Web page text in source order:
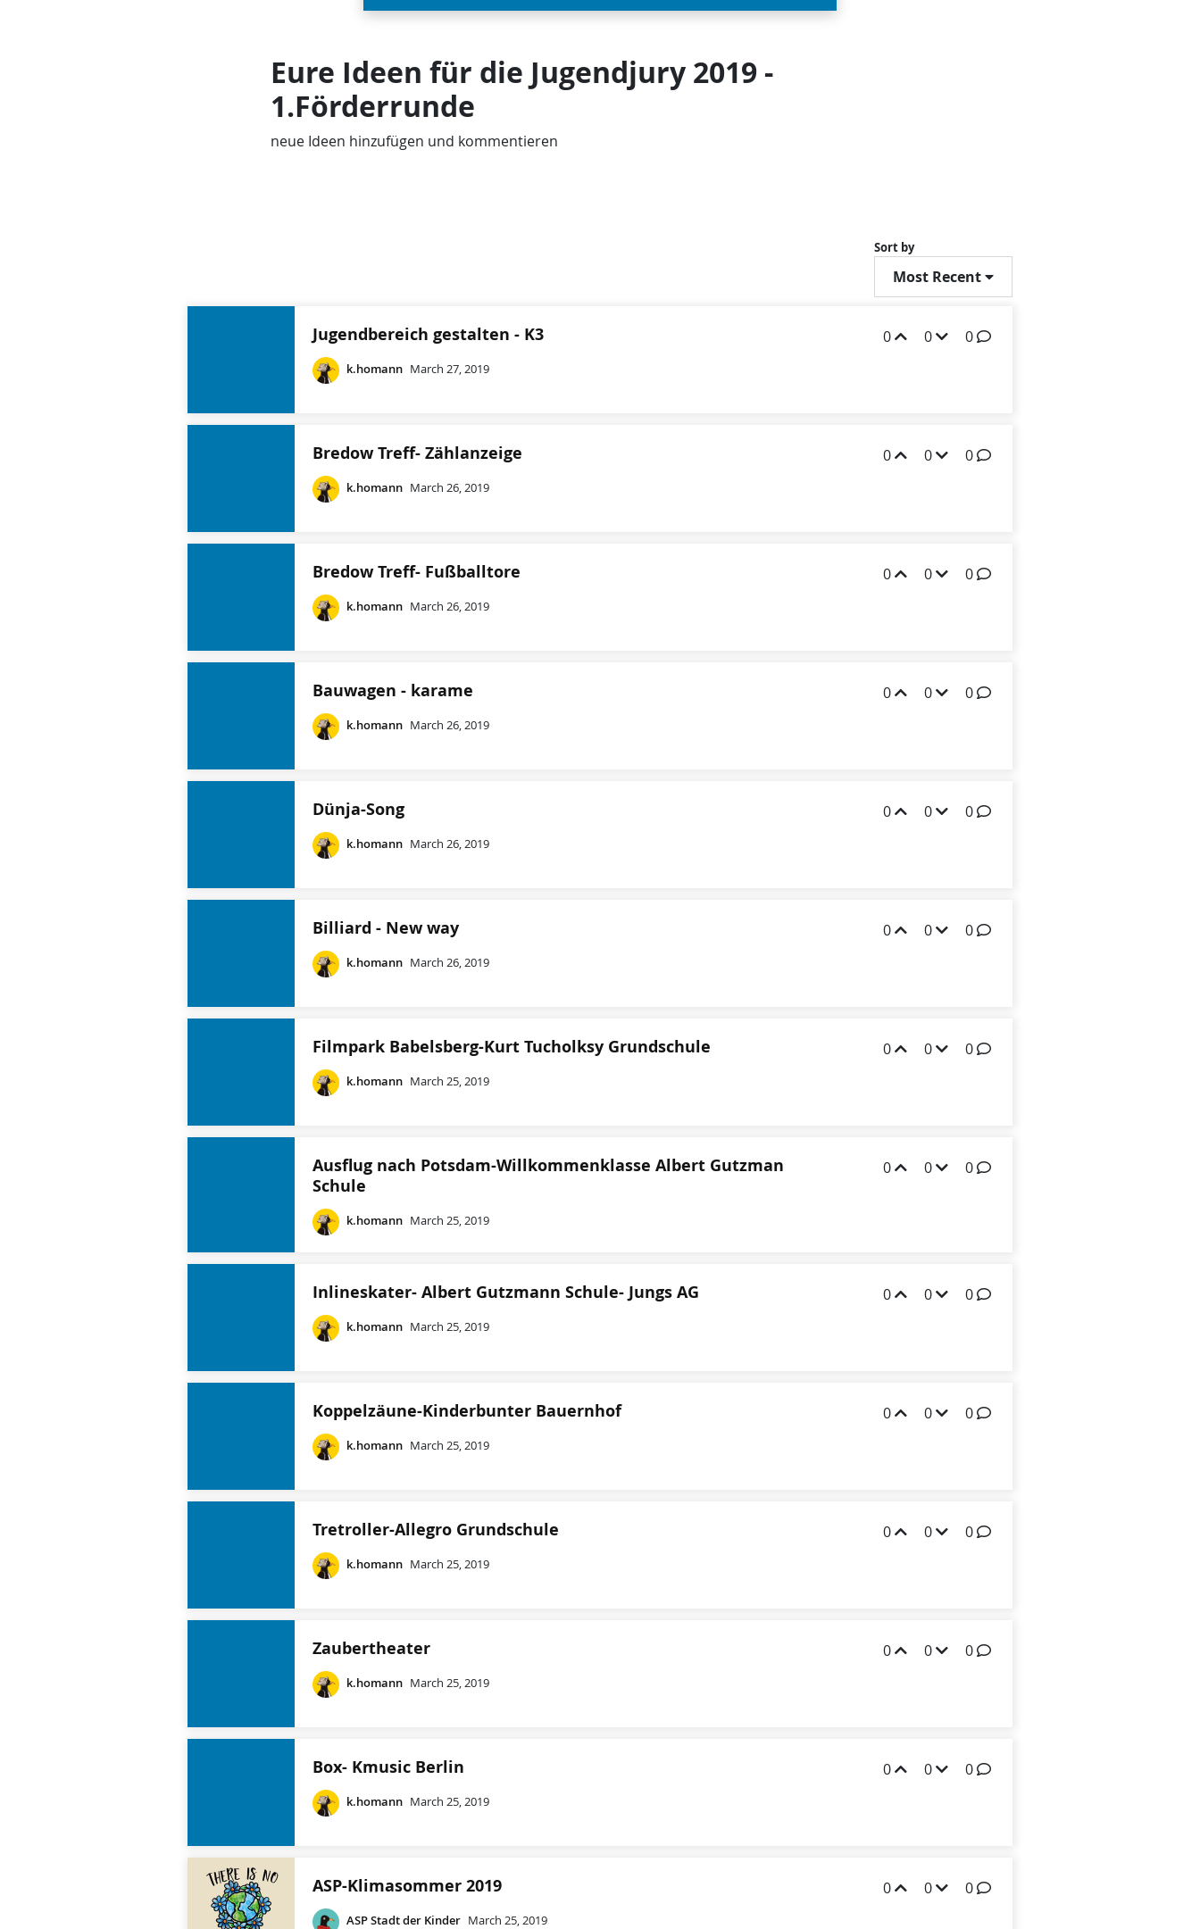
Eure Ideen für die Jugendjury 2019 -
1.Förderrunde
neue Ideen hinzufügen und kommentieren
Sort by
Most Recent
0 0 0
Jugendbereich gestalten - K3
k.homann March 27, 2019
0 0 0
Bredow Treff- Zählanzeige
k.homann March 26, 2019
0 0 0
Bredow Treff- Fußballtore
k.homann March 26, 2019
0 0 0
Bauwagen - karame
k.homann March 26, 2019
0 0 0
Dünja-Song
k.homann March 26, 2019
0 0 0
Billiard - New way
k.homann March 26, 2019
0 0 0
Filmpark Babelsberg-Kurt Tucholksy Grundschule
k.homann March 25, 2019
0 0 0
Ausflug nach Potsdam-Willkommenklasse Albert Gutzman
Schule
k.homann March 25, 2019
0 0 0
Inlineskater- Albert Gutzmann Schule- Jungs AG
k.homann March 25, 2019
0 0 0
Koppelzäune-Kinderbunter Bauernhof
k.homann March 25, 2019
0 0 0
Tretroller-Allegro Grundschule
k.homann March 25, 2019
0 0 0
Zaubertheater
k.homann March 25, 2019
0 0 0
Box- Kmusic Berlin
k.homann March 25, 2019
0 0 0
ASP-Klimasommer 2019
ASP Stadt der Kinder March 25, 2019